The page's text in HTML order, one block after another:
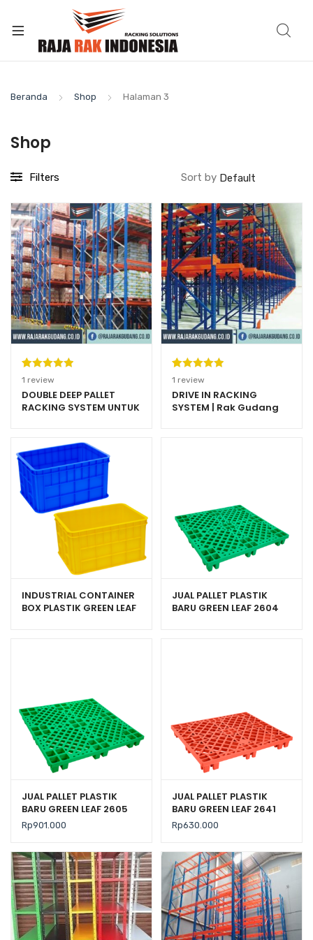
Beranda Shop Halaman 3
Shop
Filters Sort by
Peringkat
5.00 dari 5
berdasarka
11 review
DOUBLE DEEP PALLET
RACKING SYSTEM UNTUK
Peringkat
5.00dari 5
berdasarka
11 review
DRIVE IN RACKING
SYSTEM | Rak Gudang
INDUSTRIAL CONTAINER
BOX PLASTIK GREEN LEAF
JUAL PALLET PLASTIK
BARU GREEN LEAF 2604
JUAL PALLET PLASTIK
BARU GREEN LEAF 2605
UKURAN 120x120x14 CM
Rp901.000
JUAL PALLET PLASTIK
BARU GREEN LEAF 2641
UKURAN 120x100x14 CM
Rp630.000